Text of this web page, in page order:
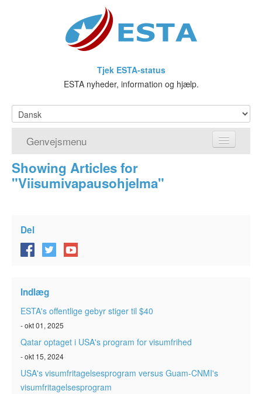
Tjek ESTA-status
ESTA nyheder, information og hjælp.
Genvejsmenu
Hjem
Ansøg om ESTA
Visumfritagelsesprogrammet
Artikler
Kontakt
Showing Articles for
"Viisumivapausohjelma"
Del
Indlæg
ESTA's offentlige gebyr stiger til $40
- okt 01, 2025
Qatar optaget i USA's program for visumfrihed
- okt 15, 2024
USA's visumfritagelsesprogram versus Guam-CNMI's
visumfritagelsesprogram